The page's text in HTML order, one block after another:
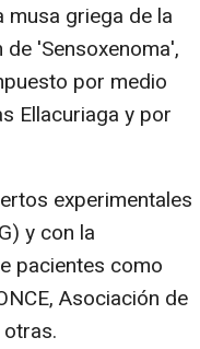
griega de la
'Sensoxenoma',
por medio
Ellacuriaga y por
experimentales
y con la
pacientes como
Asociación de